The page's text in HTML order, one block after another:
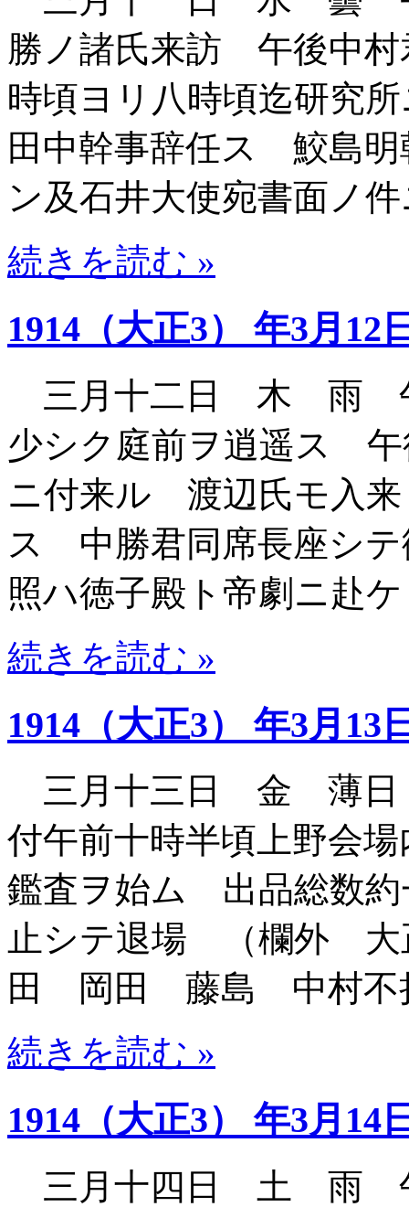
勝ノ諸氏来訪 午後中村
時頃ヨリ八時頃迄研究
田中幹事辞任ス 鮫島
ン及石井大使宛書面ノ
続きを読む »
1914（大正3） 年3月12
三月十二日 木 雨 午
少シク庭前ヲ逍遥ス 午
ニ付来ル 渡辺氏モ入
ス 中勝君同席長座シ
照ハ徳子殿ト帝劇ニ赴
続きを読む »
1914（大正3） 年3月13
三月十三日 金 薄日
付午前十時半頃上野会
鑑査ヲ始ム 出品総数
止シテ退場 （欄外
田 岡田 藤島 中村
続きを読む »
1914（大正3） 年3月14
三月十四日 土 雨